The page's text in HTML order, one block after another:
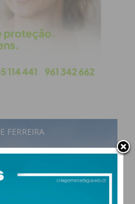
de Penafiel. Foi
Viúvo, tem quatro filhos,
já tem trinetos.
a informação
FERREIRA
vento: 2m/s O